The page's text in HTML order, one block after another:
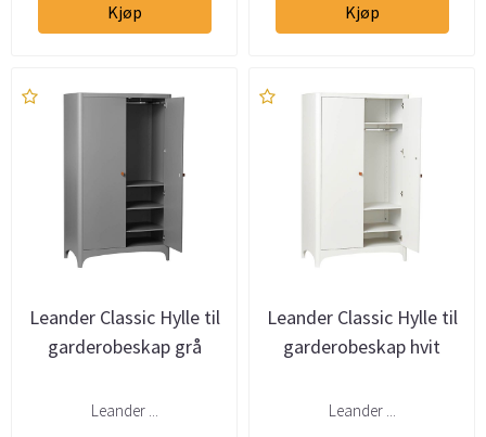
Kjøp Kjøp
Leander Classic Hylle til
garderobeskap grå
Leander ...
Leander Classic Hylle til
garderobeskap hvit
Leander ...